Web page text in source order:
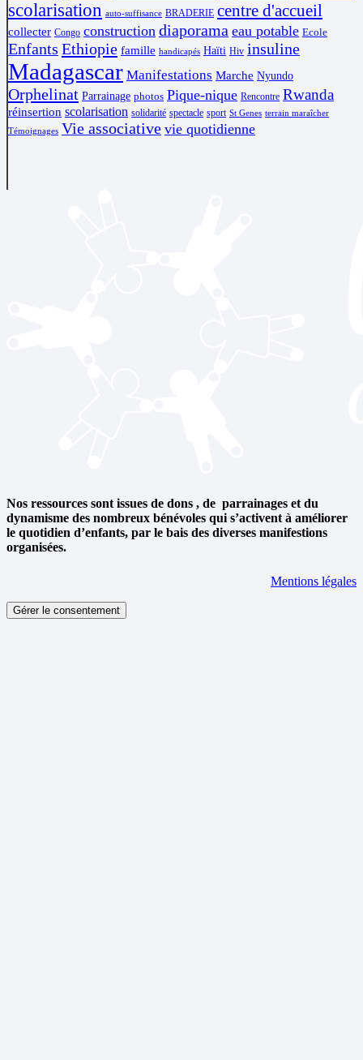
scolarisation auto-suffisance BRADERIE centre d'accueil
collecter Congo construction diaporama eau potable Ecole
Enfants Ethiopie famille handicapés Haïti Hiv insuline
Madagascar Manifestations Marche Nyundo
Orphelinat Parrainage photos Pique-nique Rencontre Rwanda
réinsertion scolarisation solidarité spectacle sport St Genes terrain maraîcher
Témoignages Vie associative vie quotidienne
Nos ressources sont issues de dons , de parrainages et du
dynamisme des nombreux bénévoles qui s’activent à améliorer
le quotidien d’enfants, par le bais des diverses manifestions
organisées.
Mentions légales
Gérer le consentement